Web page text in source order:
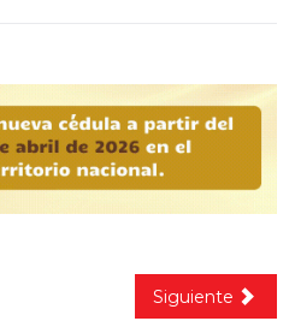
Siguiente